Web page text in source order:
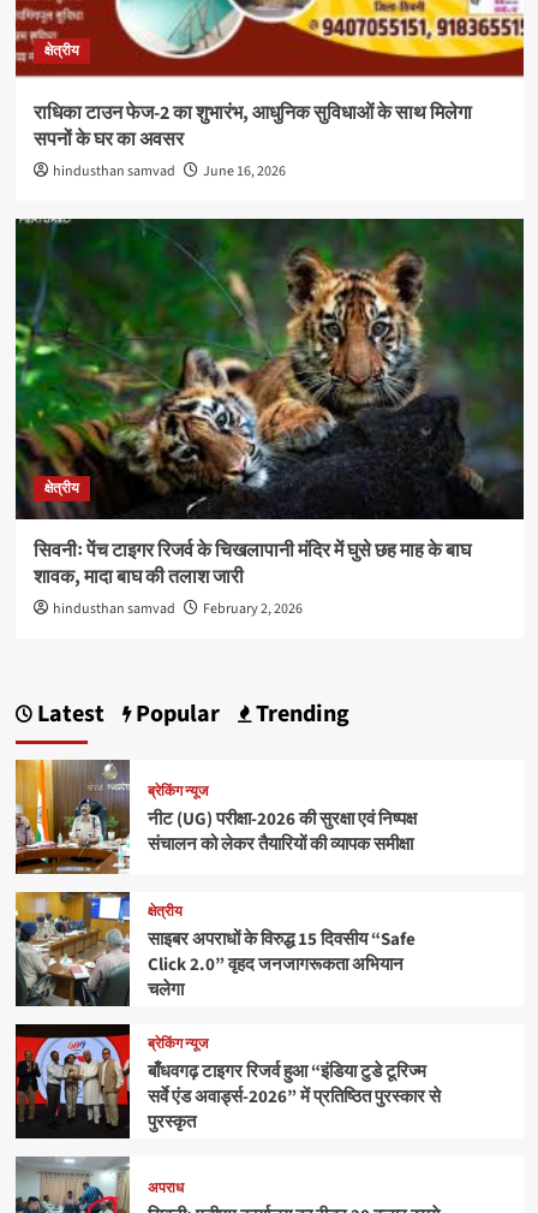
क्षेत्रीय
राधिका टाउन फेज-2 का शुभारंभ, आधुनिक सुविधाओं के साथ मिलेगा
सपनों के घर का अवसर
hindusthan samvad June 16, 2026
क्षेत्रीय
सिवनीः पेंच टाइगर रिजर्व के चिखलापानी मंदिर में घुसे छह माह के बाघ
शावक, मादा बाघ की तलाश जारी
hindusthan samvad February 2, 2026
Latest Popular Trending
ब्रेकिंग न्यूज
नीट (UG) परीक्षा-2026 की सुरक्षा एवं निष्पक्ष
संचालन को लेकर तैयारियों की व्यापक समीक्षा
क्षेत्रीय
साइबर अपराधों के विरुद्ध 15 दिवसीय “Safe
Click 2.0” वृहद जनजागरूकता अभियान
चलेगा
ब्रेकिंग न्यूज
बाँधवगढ़ टाइगर रिजर्व हुआ “इंडिया टुडे टूरिज्म
सर्वे एंड अवार्ड्स-2026” में प्रतिष्ठित पुरस्कार से
पुरस्कृत
अपराध